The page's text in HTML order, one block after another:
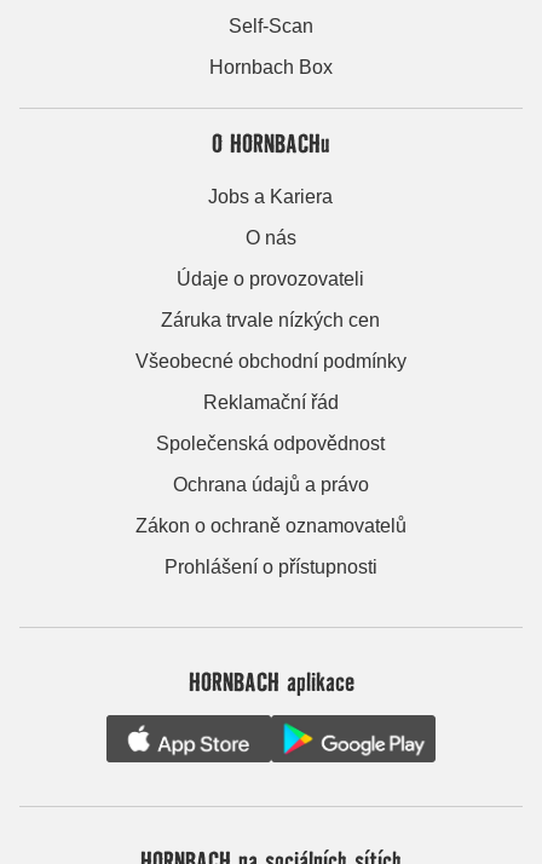
Self-Scan
Hornbach Box
O HORNBACHu
Jobs a Kariera
O nás
Údaje o provozovateli
Záruka trvale nízkých cen
Všeobecné obchodní podmínky
Reklamační řád
Společenská odpovědnost
Ochrana údajů a právo
Zákon o ochraně oznamovatelů
Prohlášení o přístupnosti
HORNBACH aplikace